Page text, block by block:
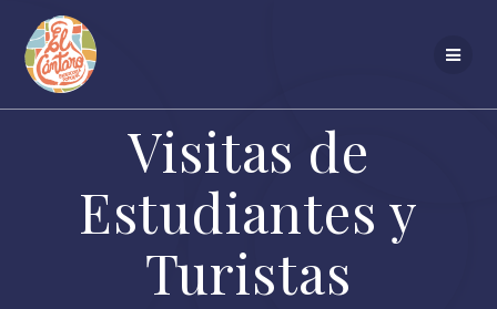
Visitas de
Estudiantes y
Turistas